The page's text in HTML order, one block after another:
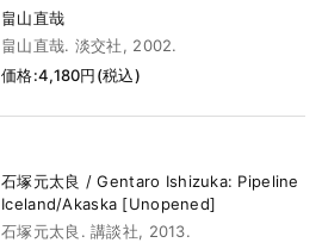
畠山直哉
畠山直哉. 淡交社, 2002.
価格:4,180円(税込)
石塚元太良 / Gentaro Ishizuka: Pipeline
Iceland/Akaska [Unopened]
石塚元太良. 講談社, 2013.